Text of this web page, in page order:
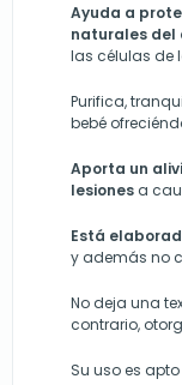
Ayuda a
naturales del
las células de
Purifica,
bebé
Aporta un
lesiones a
Está
y además no
No deja una
contrario,
Su uso es